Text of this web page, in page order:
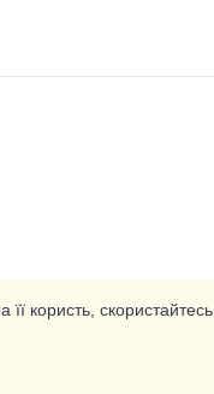
користь, скористайтесь